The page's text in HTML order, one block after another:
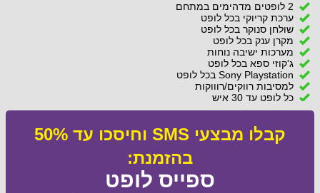
2 לופטים מדהימים במתחם
ערכת קריוקי בכל לופט
שולחן סנוקר בכל לופט
מקרן ענק בכל לופט
מערכות ישיבה נוחות
ג'קוזי ספא בכל לופט
Sony Playstation בכל לופט
למסיבות רווקים/רוווקות
כל לופט עד 30 איש
קבלו מבצעי SMS וחיסכו עד 50%
בהזמנת:
ספייס לופט